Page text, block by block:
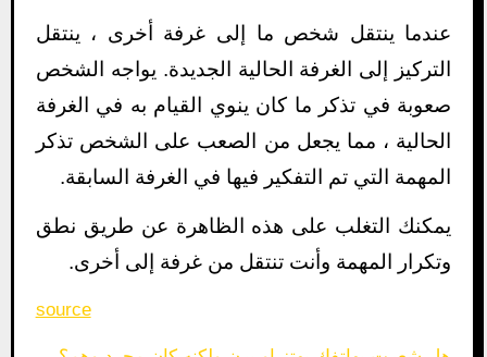
عندما ينتقل شخص ما إلى غرفة أخرى ، ينتقل
التركيز إلى الغرفة الحالية الجديدة. يواجه الشخص
صعوبة في تذكر ما كان ينوي القيام به في الغرفة
الحالية ، مما يجعل من الصعب على الشخص تذكر
المهمة التي تم التفكير فيها في الغرفة السابقة.
يمكنك التغلب على هذه الظاهرة عن طريق نطق
وتكرار المهمة وأنت تنتقل من غرفة إلى أخرى.
source